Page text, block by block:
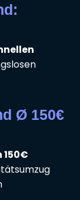
Ø 150€